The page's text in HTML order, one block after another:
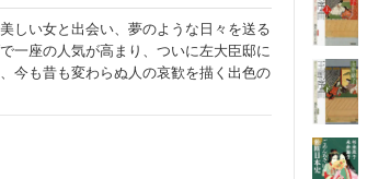
しい女と出会い、夢のような日々を送る
一座の人気が高まり、ついに左大臣邸に
今も昔も変わらぬ人の哀歓を描く出色の